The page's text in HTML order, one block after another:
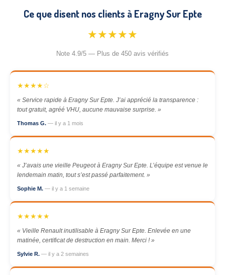
Ce que disent nos clients à Eragny Sur Epte
★★★★★
Note 4.9/5 — Plus de 450 avis vérifiés
★★★★☆
« Service rapide à Eragny Sur Epte. J’ai apprécié la transparence :
tout gratuit, agréé VHU, aucune mauvaise surprise. »
Thomas G. — il y a 1 mois
★★★★★
« J’avais une vieille Peugeot à Eragny Sur Epte. L’équipe est venue le
lendemain matin, tout s’est passé parfaitement. »
Sophie M. — il y a 1 semaine
★★★★★
« Vieille Renault inutilisable à Eragny Sur Epte. Enlevée en une
matinée, certificat de destruction en main. Merci ! »
Sylvie R. — il y a 2 semaines